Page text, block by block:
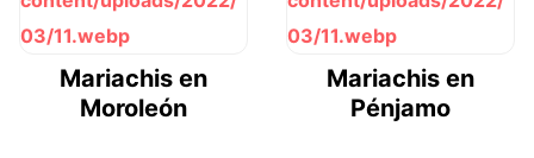
Mariachis en
Moroleón
Mariachis en
Pénjamo